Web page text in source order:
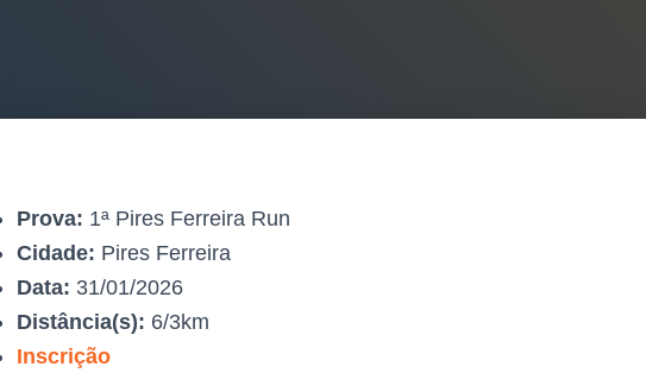
Prova: 1ª Pires Ferreira Run
Cidade: Pires Ferreira
Data: 31/01/2026
Distância(s): 6/3km
Inscrição